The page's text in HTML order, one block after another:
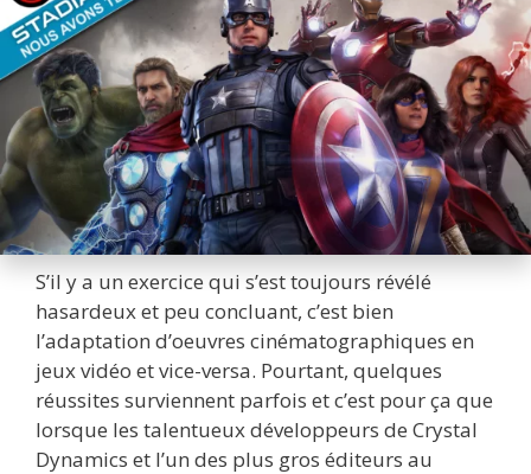
S’il y a un exercice qui s’est toujours révélé
hasardeux et peu concluant, c’est bien
l’adaptation d’oeuvres cinématographiques en
jeux vidéo et vice-versa. Pourtant, quelques
réussites surviennent parfois et c’est pour ça que
lorsque les talentueux développeurs de Crystal
Dynamics et l’un des plus gros éditeurs au